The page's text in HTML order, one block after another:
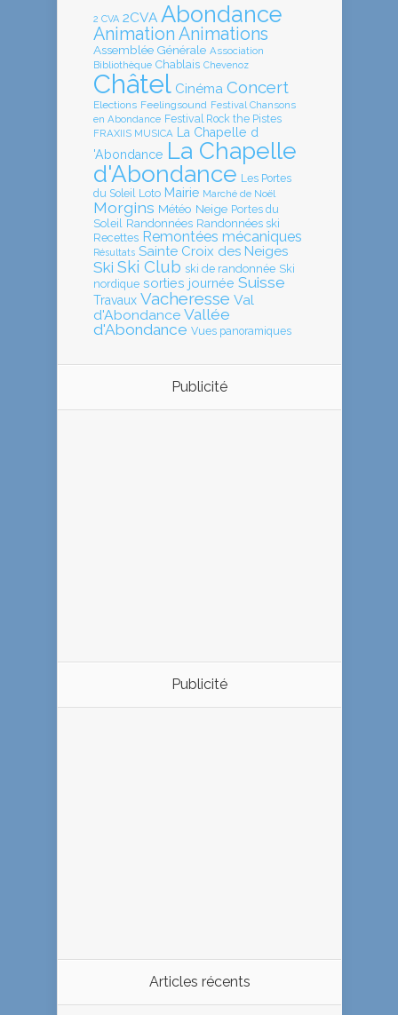
2 CVA 2CVA Abondance
Animation Animations
Assemblée Générale Association
Bibliothèque Chablais Chevenoz
Châtel Cinéma Concert
Elections Feelingsound Festival Chansons
en Abondance Festival Rock the Pistes
FRAXIIS MUSICA
La Chapelle d
'Abondance La Chapelle
d'Abondance Les Portes
du Soleil Loto Mairie Marché de Noël
Morgins Météo Neige Portes du
Soleil Randonnées Randonnées ski
Recettes Remontées mécaniques
Résultats Sainte Croix des Neiges
Ski Ski Club ski de randonnée Ski
nordique sorties journée Suisse
Travaux Vacheresse Val
d'Abondance Vallée
d'Abondance Vues panoramiques
Publicité
Publicité
Articles récents